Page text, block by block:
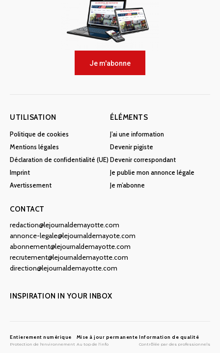
Je m'abonne
UTILISATION
Politique de cookies
Mentions légales
Déclaration de confidentialité (UE)
Imprint
Avertissement
ÉLÉMENTS
J’ai une information
Devenir pigiste
Devenir correspondant
Je publie mon annonce légale
Je m’abonne
CONTACT
redaction@lejournaldemayotte.com
annonce-legale@lejournaldemayote.com
abonnement@lejournaldemayotte.com
recrutement@lejournaldemayotte.com
direction@lejournaldemayotte.com
INSPIRATION IN YOUR INBOX
Entierement numérique
Protection de l'environnement
Mise à jour permanente
Au top de l'info
Information de qualité
Contrôlée par des professionnels